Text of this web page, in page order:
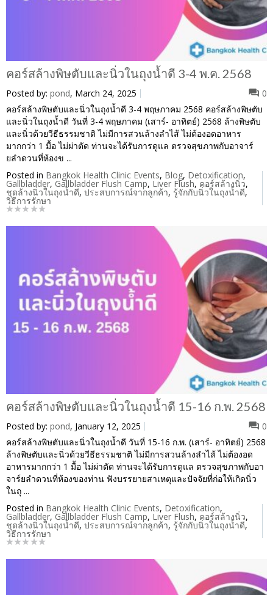
คอร์สล้างพิษตับและนิ่วในถุงน้ำดี 3-4 พ.ค. 2568
Posted by: pond, March 24, 2025
0
คอร์สล้างพิษตับและนิ่วในถุงน้ำดี 3-4 พฤษภาคม 2568 คอร์สล้างพิษตับ
และนิ่วในถุงน้ำดี วันที่ 3-4 พฤษภาคม (เสาร์- อาทิตย์) 2568 ล้างพิษตับ
และนิ่วด้วยวีธีธรรมชาติ ไม่มีการสวนล้างลำไส้ ไม่ต้องอดอาหาร
มากกว่า 1 มื้อ ไม่ผ่าตัด ท่านจะได้รับการดูแล ตรวจสุขภาพกับอาจาร์
ยลำดวนที่ห้องข ...
Posted in Bangkok Health Clinic Events, Blog, Detoxification,
Gallbladder, Gallbladder Flush Camp, Liver Flush, คอร์สล้างนิ่ว,
ชุดล้างนิ่วในถุงน้ำดี, ประสบการณ์จากลูกค้า, รู้จักกับนิ่วในถุงน้ำดี,
วิธีการรักษา
คอร์สล้างพิษตับและนิ่วในถุงน้ำดี 15-16 ก.พ. 2568
Posted by: pond, January 12, 2025
0
คอร์สล้างพิษตับและนิ่วในถุงน้ำดี วันที่ 15-16 ก.พ. (เสาร์- อาทิตย์) 2568
ล้างพิษตับและนิ่วด้วยวีธีธรรมชาติ ไม่มีการสวนล้างลำไส้ ไม่ต้องอด
อาหารมากกว่า 1 มื้อ ไม่ผ่าตัด ท่านจะได้รับการดูแล ตรวจสุขภาพกับอา
จาร์ยลำดวนที่ห้องของท่าน ฟังบรรยายสาเหตุและปัจจัยที่ก่อให้เกิดนิ่ว
ในถุ ...
Posted in Bangkok Health Clinic Events, Detoxification,
Gallbladder, Gallbladder Flush Camp, Liver Flush, คอร์สล้างนิ่ว,
ชุดล้างนิ่วในถุงน้ำดี, ประสบการณ์จากลูกค้า, รู้จักกับนิ่วในถุงน้ำดี,
วิธีการรักษา